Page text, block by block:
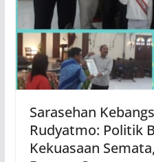
Sarasehan
Rudyatmo: Politik
Kekuasaan